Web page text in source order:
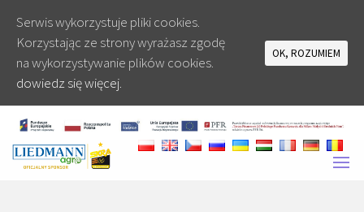
Serwis wykorzystuje pliki cookies.
Korzystając ze strony wyrażasz zgodę
na wykorzystywanie plików cookies.
dowiedz się więcej.
OK, ROZUMIEM